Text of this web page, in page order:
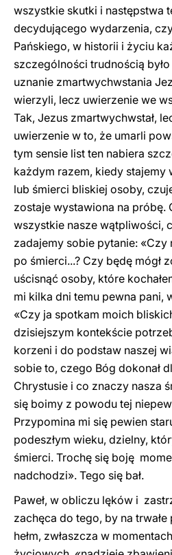
wszystkie skutki i następstwa
decydującego wydarzenia,
Pańskiego, w historii i życiu
szczególności trudnością
uznanie zmartwychwstania
wierzyli, lecz uwierzenie we
Tak, Jezus zmartwychwstał,
uwierzenie w to, że umarli
tym sensie list ten nabiera
każdym razem, kiedy stajemy
lub śmierci bliskiej osoby,
zostaje wystawiona na próbę.
wszystkie nasze wątpliwości,
zadajemy sobie pytanie:
po śmierci...? Czy będę mógł
uścisnąć osoby, które
mi kilka dni temu pewna pani,
«Czy ja spotkam moich
dzisiejszym kontekście
korzeni i do podstaw naszej
sobie to, czego Bóg dokonał
Chrystusie i co znaczy nasza
się boimy z powodu tej
Przypomina mi się pewien
podeszłym wieku, dzielny,
śmierci. Trochę się boję
nadchodzi». Tego się bał.
Paweł, w obliczu lęków i
zachęca do tego, by na
hełm, zwłaszcza w